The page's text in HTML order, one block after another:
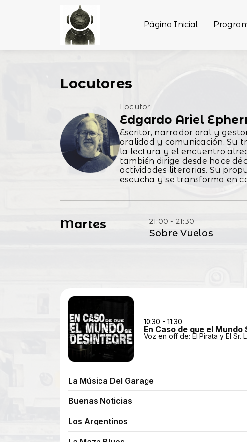
Página Inicial
Locutores
Locutor
Edgardo Ariel
Escritor, narrador oral y
oralidad y comunicación. Su
la lectura y el encuentro
también dirige desde hace
actividades literarias. Su
escucha y se transforma en
Martes 21:00 - 21:30
Sobre Vuelos